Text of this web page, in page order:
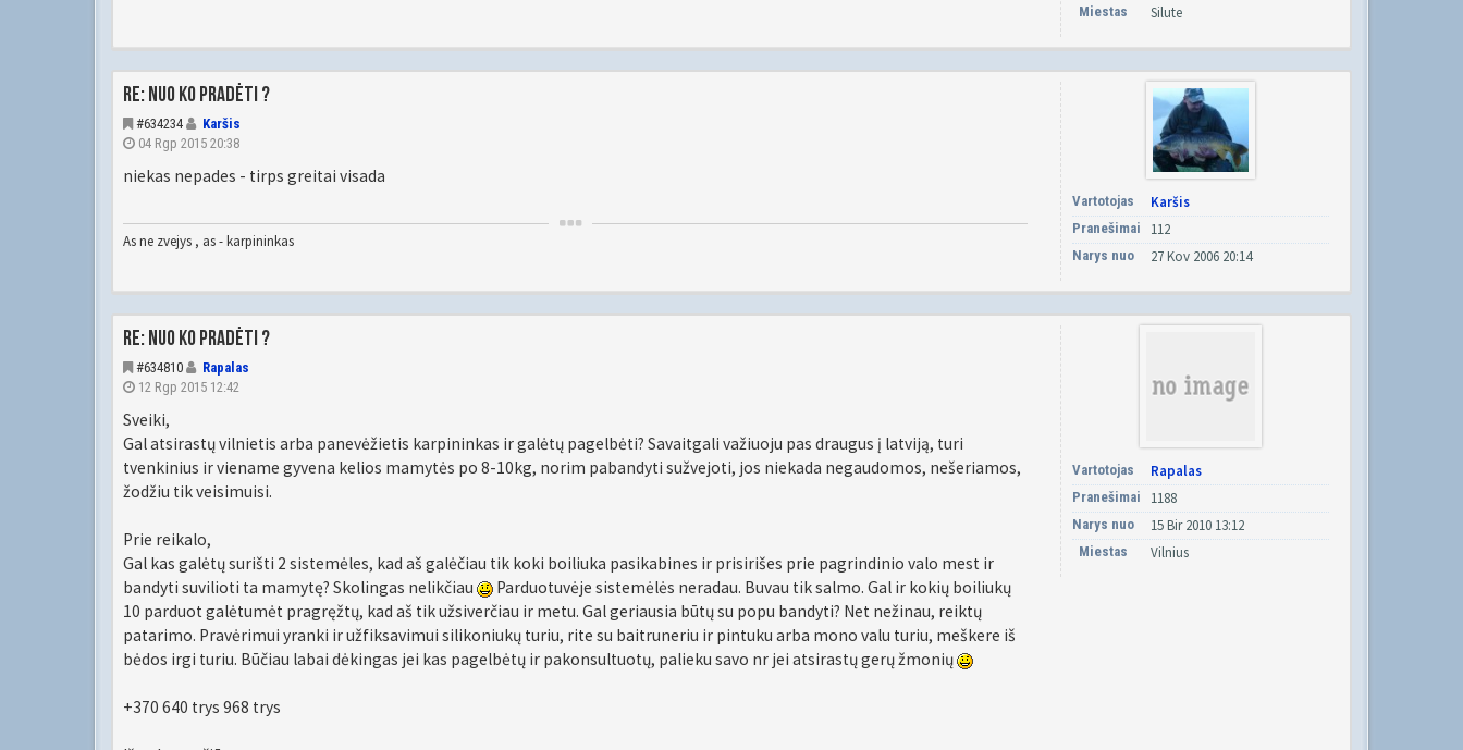
Miestas Silute
Re: Nuo ko pradėti ?
#634234
Karšis
04 Rgp 2015 20:38
niekas nepades - tirps greitai visada
As ne zvejys , as - karpininkas
Vartotojas Karšis
Pranešimai 112
Narys nuo 27 Kov 2006 20:14
Re: Nuo ko pradėti ?
#634810
Rapalas
12 Rgp 2015 12:42
Sveiki,
Gal atsirastų vilnietis arba panevėžietis karpininkas ir galėtų pagelbėti? Savaitgali važiuoju pas draugus į latviją, turi
tvenkinius ir viename gyvena kelios mamytės po 8-10kg, norim pabandyti sužvejoti, jos niekada negaudomos, nešeriamos,
žodžiu tik veisimuisi.
Prie reikalo,
Gal kas galėtų surišti 2 sistemėles, kad aš galėčiau tik koki boiliuka pasikabines ir prisirišes prie pagrindinio valo mest ir
bandyti suvilioti ta mamytę? Skolingas nelikčiau
Parduotuvėje sistemėlės neradau. Buvau tik salmo. Gal ir kokių boiliukų
10 parduot galėtumėt pragręžtų, kad aš tik užsiverčiau ir metu. Gal geriausia būtų su popu bandyti? Net nežinau, reiktų
patarimo. Pravėrimui yranki ir užfiksavimui silikoniukų turiu, rite su baitruneriu ir pintuku arba mono valu turiu, meškere iš
bėdos irgi turiu. Būčiau labai dėkingas jei kas pagelbėtų ir pakonsultuotų, palieku savo nr jei atsirastų gerų žmonių
+370 640 trys 968 trys
Vartotojas Rapalas
Pranešimai 1188
Narys nuo 15 Bir 2010 13:12
Miestas Vilnius